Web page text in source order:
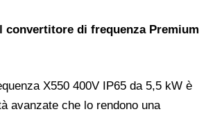
convertitore di frequenza Premium
X550 400V IP65 da 5,5 kW è
avanzate che lo rendono una